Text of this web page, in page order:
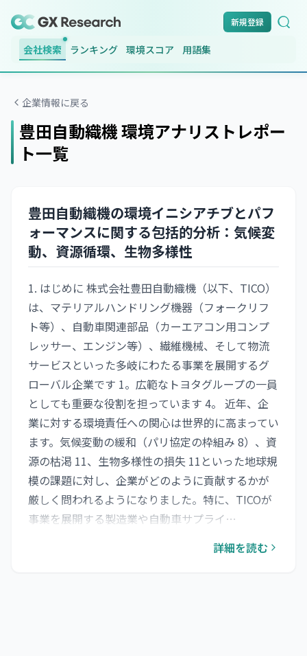
新規登録
会社検索 ランキング 環境スコア 用語集
企業情報に戻る
豊田自動織機環境アナリストレポー
ト一覧
豊田自動織機の環境イニシアチブとパフ
ォーマンスに関する包括的分析：気候変
動、資源循環、生物多様性
1. はじめに 株式会社豊田自動織機（以下、TICO）
は、マテリアルハンドリング機器（フォークリフ
ト等）、自動車関連部品（カーエアコン用コンプ
レッサー、エンジン等）、繊維機械、そして物流
サービスといった多岐にわたる事業を展開するグ
ローバル企業です 1。広範なトヨタグループの一員
としても重要な役割を担っています 4。 近年、企
業に対する環境責任への関心は世界的に高まってい
ます。気候変動の緩和（パリ協定の枠組み 8）、資
源の枯渇 11、生物多様性の損失 11といった地球規
模の課題に対し、企業がどのように貢献するかが
厳しく問われるようになりました。特に、TICOが
事業を展開する製造業や自動車サプライ…
詳細を読む